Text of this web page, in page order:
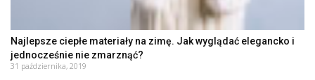
Najlepsze ciepłe materiały na zimę. Jak wyglądać elegancko i
jednocześnie nie zmarznąć?
31 października, 2019